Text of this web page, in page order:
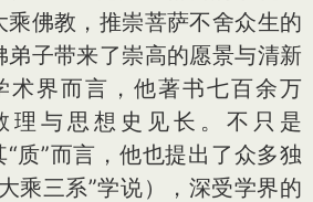
佛教，推崇菩萨不舍众生的
子带来了崇高的愿景与清新
界而言，他著书七百余万
理与思想史见长。不只是
“质”而言，他也提出了众多独
乘三系”学说），深受学界的